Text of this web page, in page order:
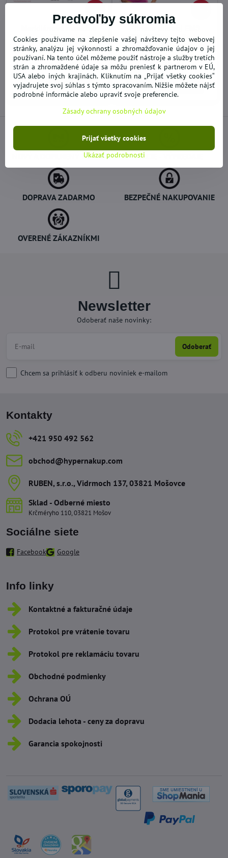
pero - pre úľavu akútnych
bolestí
VYPREDANÉ
12,30 €
Zobraziť
6PACK Beauty Body
Mobile-Gym
SKLADOM
11,79 €
Do košíka
NOVÝ A DOPLNENÝ TOVAR AKCIE - VÝPREDAJE
DOPRAVA ZADARMO BEZPEČNÉ NAKUPOVANIE
OVERENÉ ZÁKAZNÍKMI
Newsletter
Odoberať naše novinky:
Odoberať
Chcem sa prihlásiť k odberu noviniek e-mailom
Kontakty
+421 950 492 562
obchod​@hypernakup​.com
RUBEN, s​.r​.o​., Vidrmoch 137, 03821 Mošovce
Sklad - Odberné miesto
Krčméryho 110, 03821 Mošov
Sociálne siete
Facebook Google
Info linky
Kontaktné a fakturačné údaje
Protokol pre vrátenie tovaru
Protokol pre reklamáciu tovaru
Obchodné podmienky
Ochrana OÚ
Dodacia lehota - ceny za dopravu
Garancia spokojnosti
Predvoľby súkromia
Cookies používame na zlepšenie vašej návštevy tejto webovej
stránky, analýzu jej výkonnosti a zhromažďovanie údajov o jej
používaní. Na tento účel môžeme použiť nástroje a služby tretích
strán a zhromaždené údaje sa môžu preniesť k partnerom v EÚ,
USA alebo iných krajinách. Kliknutím na „Prijať všetky cookies“
vyjadrujete svoj súhlas s týmto spracovaním. Nižšie môžete nájsť
podrobné informácie alebo upraviť svoje preferencie.
Zásady ochrany osobných údajov
Ukázať podrobnosti
Prijať všetky cookies